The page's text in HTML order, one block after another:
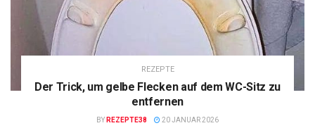
REZEPTE
Der Trick, um gelbe Flecken auf dem WC-Sitz zu
entfernen
BY REZEPTE38 20 JANUAR 2026